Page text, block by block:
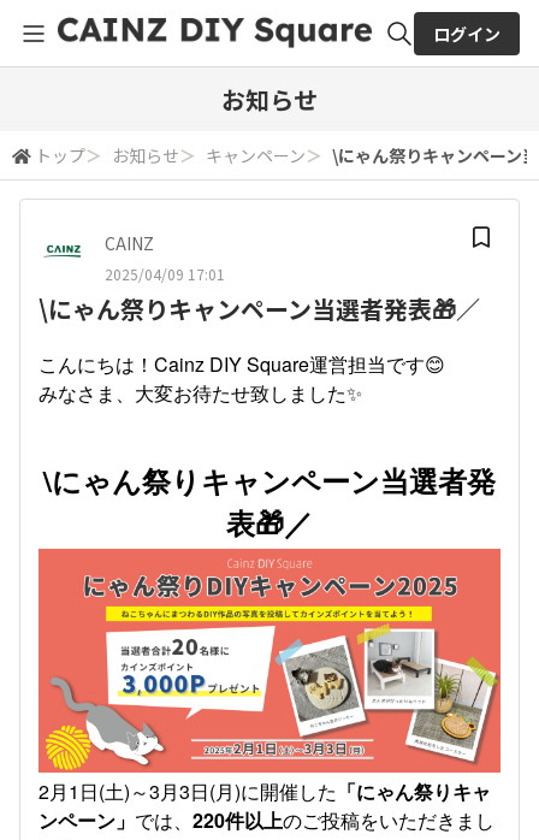
検索
ログイン
お知らせ
トップ＞ お知らせ＞ キャンペーン＞ \にゃん祭りキャンペーン
CAINZ
2025/04/09 17:01
\にゃん祭りキャンペーン当選者発表🎁／
こんにちは！Cainz DIY Square運営担当です😊
みなさま、大変お待たせ致しました✨
\にゃん祭りキャンペーン当選者発
表🎁／
2月1日(土)～3月3日(月)に開催した 「にゃん祭りキャ
ンペーン」 では、 220件以上のご投稿をいただきまし